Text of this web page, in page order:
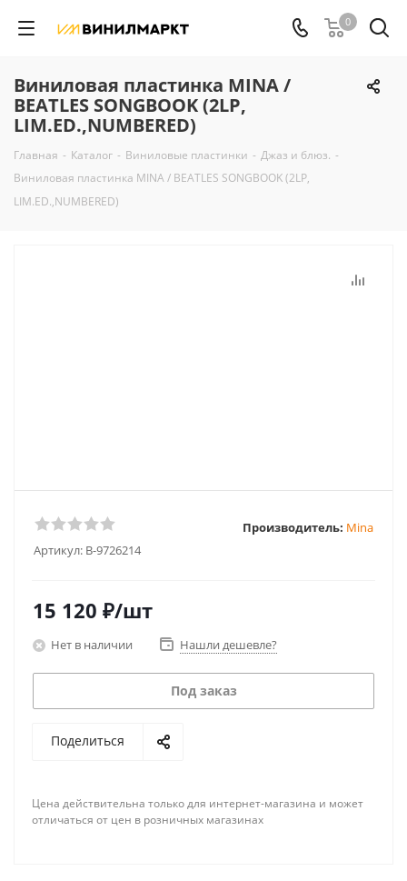
0
Виниловая пластинка MINA /
BEATLES SONGBOOK (2LP,
LIM.ED.,NUMBERED)
Главная - Каталог - Виниловые пластинки - Джаз и блюз. -
Виниловая пластинка MINA / BEATLES SONGBOOK (2LP,
LIM.ED.,NUMBERED)
Артикул: B-9726214
Производитель: Mina
15 120 ₽/шт
Нет в наличии Нашли дешевле?
Под заказ
Поделиться
Цена действительна только для интернет-магазина и может
отличаться от цен в розничных магазинах